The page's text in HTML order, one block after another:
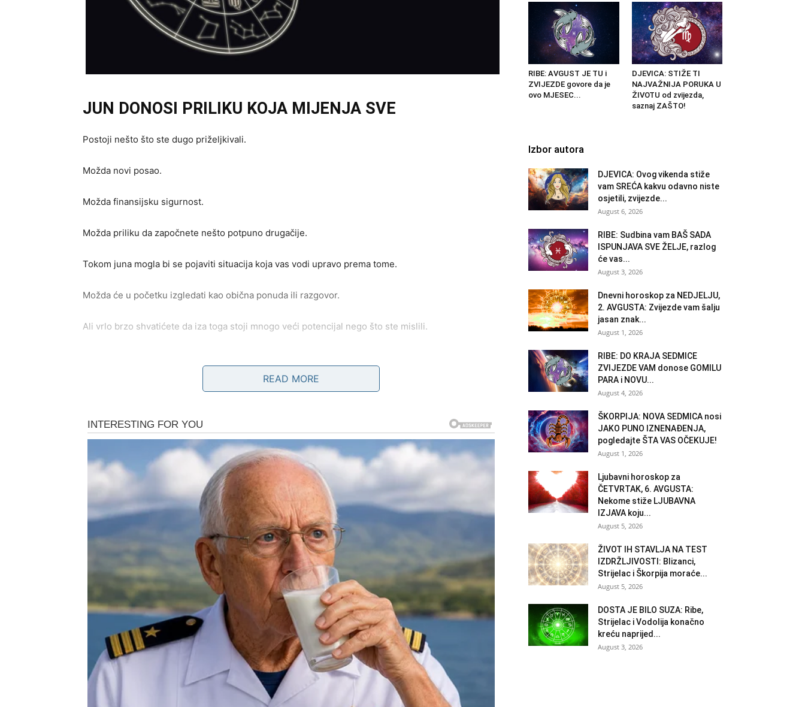
JUN DONOSI PRILIKU KOJA MIJENJA SVE
Postoji nešto što ste dugo priželjkivali.
Možda novi posao.
Možda finansijsku sigurnost.
Možda priliku da započnete nešto potpuno drugačije.
Tokom juna mogla bi se pojaviti situacija koja vas vodi upravo prema tome.
Možda će u početku izgledati kao obična ponuda ili razgovor.
Ali vrlo brzo shvatićete da iza toga stoji mnogo veći potencijal nego što ste mislili.
NOVAC DOLAZI KROZ PAMETNE ODLUKE
Za Blizance će finansijska pitanja biti veoma važna tokom ovog mjeseca.
Mnogi će dobiti priliku za dodatnu zaradu.
Neki će pokrenuti ideju koja donosi korist.
Neki će riješiti problem koji ih je dugo opterećivao.
Zvijezde vam savjetuju da ne odbacujete nove mogućnosti samo zato što djeluju drugačije od
onoga na šta ste navikli.
Upravo u nečemu novom krije se vaša sreća.
READ MORE
RIBE: AVGUST JE TU i
ZVIJEZDE govore da je
ovo MJESEC...
DJEVICA: STIŽE TI
NAJVAŽNIJA PORUKA U
ŽIVOTU od zvijezda,
saznaj ZAŠTO!
Izbor autora
DJEVICA: Ovog vikenda stiže
vam SREĆA kakvu odavno niste
osjetili, zvijezde...
August 6, 2026
RIBE: Sudbina vam BAŠ SADA
ISPUNJAVA SVE ŽELJE, razlog
će vas...
August 3, 2026
Dnevni horoskop za NEDJELJU,
2. AVGUSTA: Zvijezde vam šalju
jasan znak...
August 1, 2026
RIBE: DO KRAJA SEDMICE
ZVIJEZDE VAM donose GOMILU
PARA i NOVU...
August 4, 2026
ŠKORPIJA: NOVA SEDMICA nosi
JAKO PUNO IZNENAĐENJA,
pogledajte ŠTA VAS OČEKUJE!
August 1, 2026
Ljubavni horoskop za
ČETVRTAK, 6. AVGUSTA:
Nekome stiže LJUBAVNA
IZJAVA koju...
August 5, 2026
ŽIVOT IH STAVLJA NA TEST
IZDRŽLJIVOSTI: Blizanci,
Strijelac i Škorpija moraće...
August 5, 2026
DOSTA JE BILO SUZA: Ribe,
Strijelac i Vodolija konačno
kreću naprijed...
August 3, 2026